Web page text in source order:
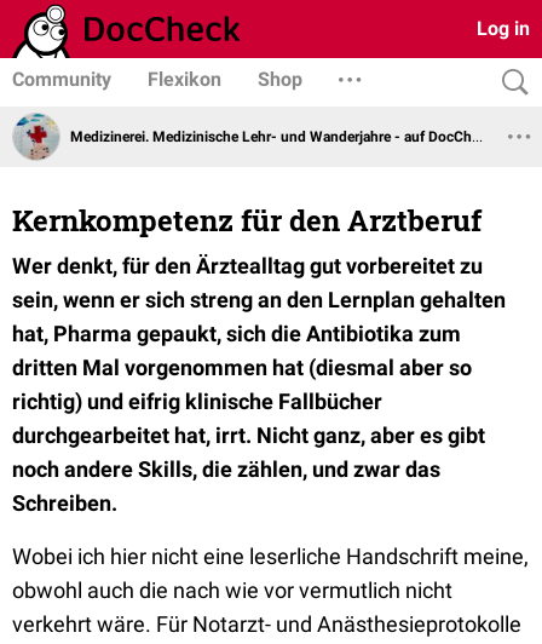
Log in
Community Flexikon Shop
Medizinerei. Medizinische Lehr- und Wanderjahre - auf DocCheck
Kernkompetenz für den Arztberuf
Wer denkt, für den Ärztealltag gut vorbereitet zu
sein, wenn er sich streng an den Lernplan gehalten
hat, Pharma gepaukt, sich die Antibiotika zum
dritten Mal vorgenommen hat (diesmal aber so
richtig) und eifrig klinische Fallbücher
durchgearbeitet hat, irrt. Nicht ganz, aber es gibt
noch andere Skills, die zählen, und zwar das
Schreiben.
Wobei ich hier nicht eine leserliche Handschrift meine,
obwohl auch die nach wie vor vermutlich nicht
verkehrt wäre. Für Notarzt- und Anästhesieprotokolle